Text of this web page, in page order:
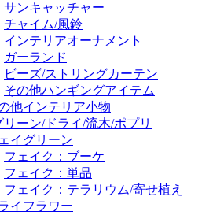
サンキャッチャー
チャイム/風鈴
インテリアオーナメント
ガーランド
ビーズ/ストリングカーテン
その他ハンギングアイテム
他インテリア小物
ーン/ドライ/流木/ポプリ
イグリーン
フェイク：ブーケ
フェイク：単品
フェイク：テラリウム/寄せ植え
イフラワー